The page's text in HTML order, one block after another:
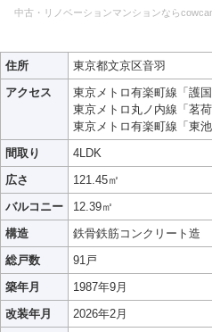
中古・リノベーションマンションなら
住所
東京都文京区音羽
アクセス
東京メトロ有楽町線「護
東京メトロ丸ノ内線「茗
東京メトロ有楽町線「東
間取り
4LDK
広さ
121.45㎡
バルコニー
12.39㎡
構造
鉄骨鉄筋コンクリート造
総戸数
91戸
築年月
1987年9月
改装年月
2026年2月